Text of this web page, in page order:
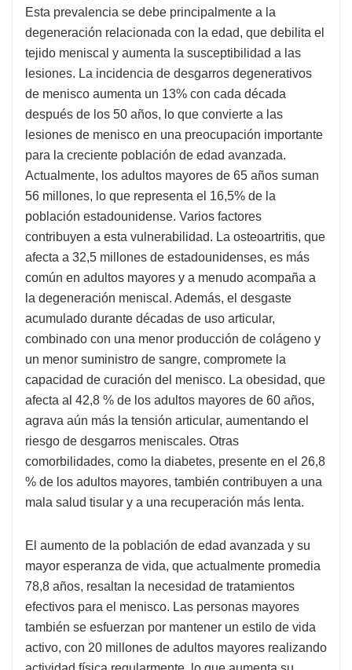
Esta prevalencia se debe principalmente a la
degeneración relacionada con la edad, que debilita el
tejido meniscal y aumenta la susceptibilidad a las
lesiones. La incidencia de desgarros degenerativos
de menisco aumenta un 13% con cada década
después de los 50 años, lo que convierte a las
lesiones de menisco en una preocupación importante
para la creciente población de edad avanzada.
Actualmente, los adultos mayores de 65 años suman
56 millones, lo que representa el 16,5% de la
población estadounidense. Varios factores
contribuyen a esta vulnerabilidad. La osteoartritis, que
afecta a 32,5 millones de estadounidenses, es más
común en adultos mayores y a menudo acompaña a
la degeneración meniscal. Además, el desgaste
acumulado durante décadas de uso articular,
combinado con una menor producción de colágeno y
un menor suministro de sangre, compromete la
capacidad de curación del menisco. La obesidad, que
afecta al 42,8 % de los adultos mayores de 60 años,
agrava aún más la tensión articular, aumentando el
riesgo de desgarros meniscales. Otras
comorbilidades, como la diabetes, presente en el 26,8
% de los adultos mayores, también contribuyen a una
mala salud tisular y a una recuperación más lenta.
El aumento de la población de edad avanzada y su
mayor esperanza de vida, que actualmente promedia
78,8 años, resaltan la necesidad de tratamientos
efectivos para el menisco. Las personas mayores
también se esfuerzan por mantener un estilo de vida
activo, con 20 millones de adultos mayores realizando